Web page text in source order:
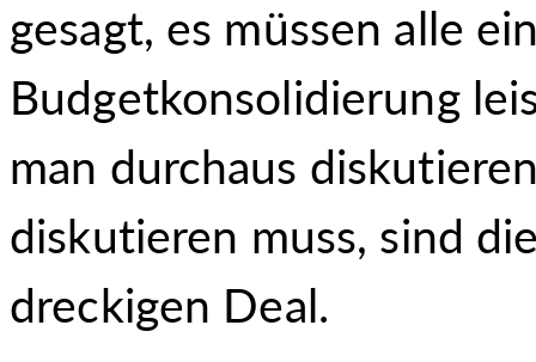
gesagt, es müssen alle
Budgetkonsolidierung
man durchaus
diskutieren muss, sind
dreckigen Deal.